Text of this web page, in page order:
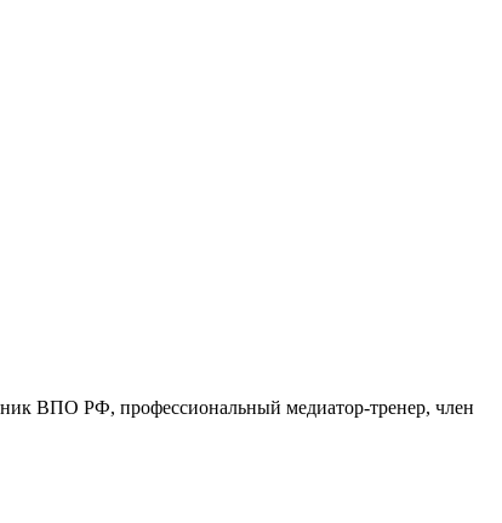
ВПО РФ, профессиональный медиатор-тренер, член